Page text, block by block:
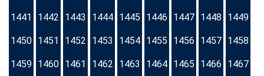
1441 1442 1443 1444 1445 1446 1447 1448 1449
1450 1451 1452 1453 1454 1455 1456 1457 1458
1459 1460 1461 1462 1463 1464 1465 1466 1467